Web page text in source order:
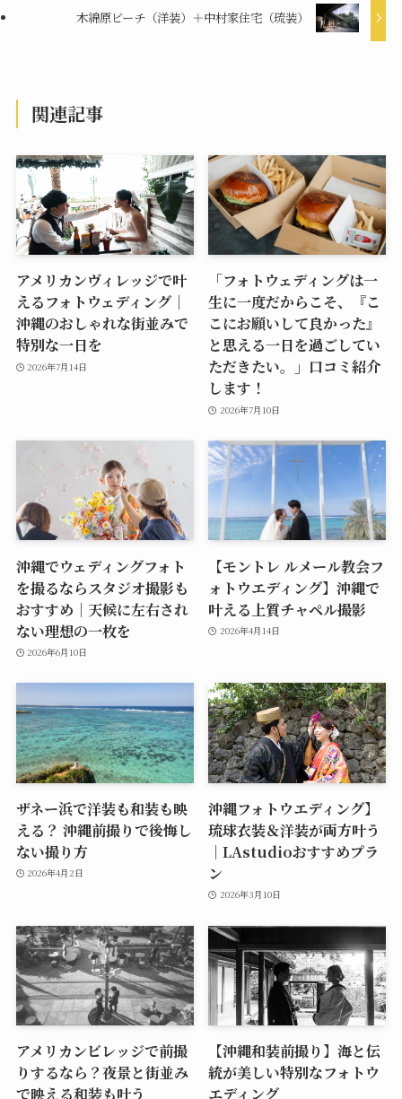
木綿原ビーチ（洋装）＋中村家住宅（琉装）
関連記事
アメリカンヴィレッジで叶
えるフォトウェディング｜
沖縄のおしゃれな街並みで
特別な一日を
2026年7月14日
「フォトウェディングは一
生に一度だからこそ、『こ
こにお願いして良かった』
と思える一日を過ごしてい
ただきたい。」口コミ紹介
します！
2026年7月10日
沖縄でウェディングフォト
を撮るならスタジオ撮影も
おすすめ｜天候に左右され
ない理想の一枚を
2026年6月10日
【モントレ ルメール教会フ
ォトウエディング】沖縄で
叶える上質チャペル撮影
2026年4月14日
ザネー浜で洋装も和装も映
える？ 沖縄前撮りで後悔し
ない撮り方
2026年4月2日
沖縄フォトウエディング】
琉球衣装＆洋装が両方叶う
｜LAstudioおすすめプラ
ン
2026年3月10日
アメリカンビレッジで前撮
りするなら？夜景と街並み
で映える和装も叶う
【沖縄和装前撮り】海と伝
統が美しい特別なフォトウ
エディング